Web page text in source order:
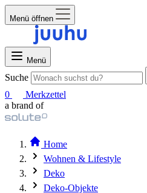
Menü öffnen
Menü
Suche
0
Merkzettel
a brand of
Home
Wohnen & Lifestyle
Deko
Deko-Objekte